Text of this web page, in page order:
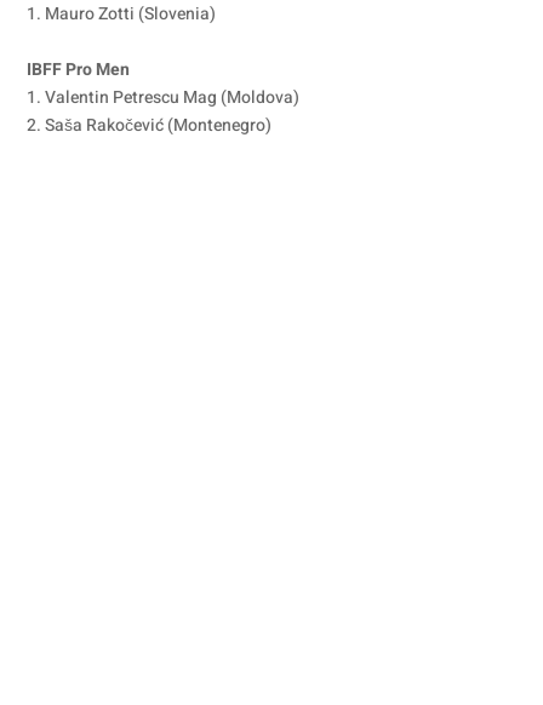
1. Mauro Zotti (Slovenia)
IBFF Pro Men
1. Valentin Petrescu Mag (Moldova)
2. Saša Rakočević (Montenegro)